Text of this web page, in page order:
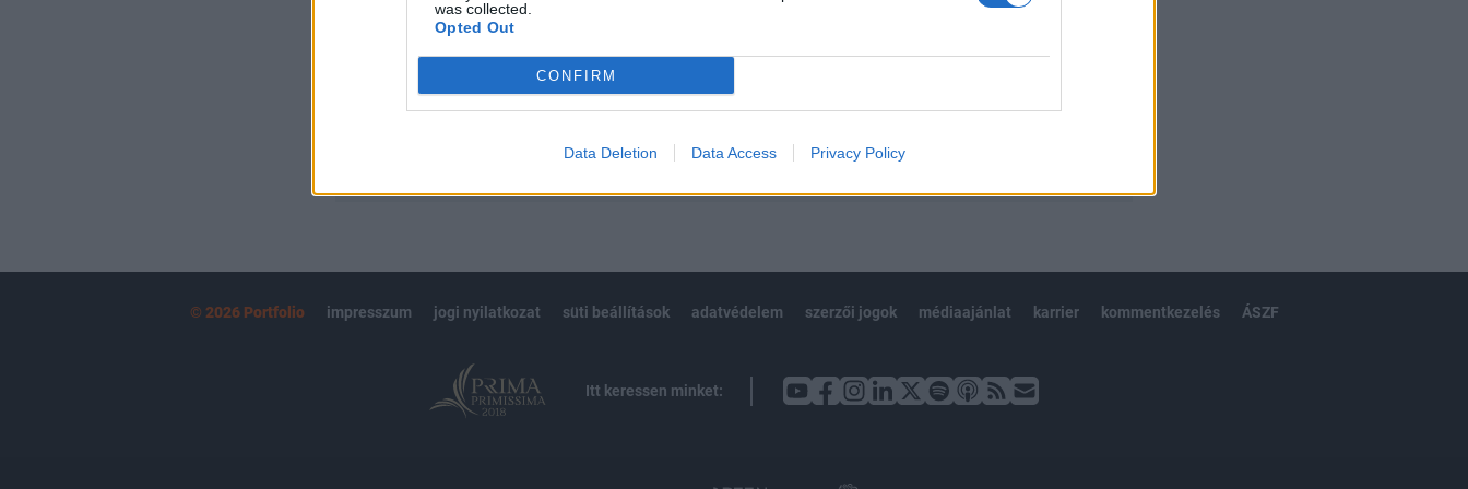
was collected.
Opted Out
CONFIRM
Data Deletion Data Access Privacy Policy
Kötéslisták: BÉT elmúlt 2 év napon belüli
kötéslistái
BEJELENTKEZÉS
© 2026 Portfolio impresszum jogi nyilatkozat süti beállítások adatvédelem szerzői jogok médiaajánlat karrier kommentkezelés ÁSZF
Itt keressen minket: